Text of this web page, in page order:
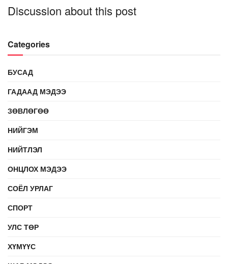
Discussion about this post
Categories
БУСАД
ГАДААД МЭДЭЭ
ЗӨВЛӨГӨӨ
НИЙГЭМ
НИЙТЛЭЛ
ОНЦЛОХ МЭДЭЭ
СОЁЛ УРЛАГ
СПОРТ
УЛС ТӨР
ХҮМҮҮС